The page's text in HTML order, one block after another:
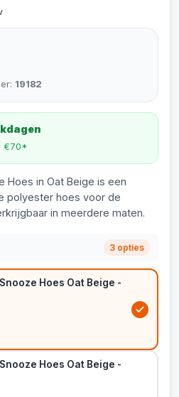
19182
€70*
Hoes in Oat Beige is een
polyester hoes voor de
in meerdere maten.
3 opties
Hoes Oat Beige -
Hoes Oat Beige -